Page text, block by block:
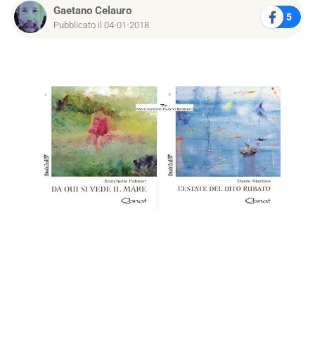
Gaetano Celauro
Pubblicato il 04-01-2018
5